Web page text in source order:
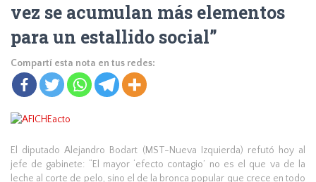
vez se acumulan más elementos
para un estallido social”
Compartí esta nota en tus redes:
El diputado Alejandro Bodart (MST-Nueva Izquierda) refutó hoy al
jefe de gabinete: “El mayor ‘efecto contagio’ no es el que va de la
leche al corte de pelo, sino el de la bronca popular que crece en todo